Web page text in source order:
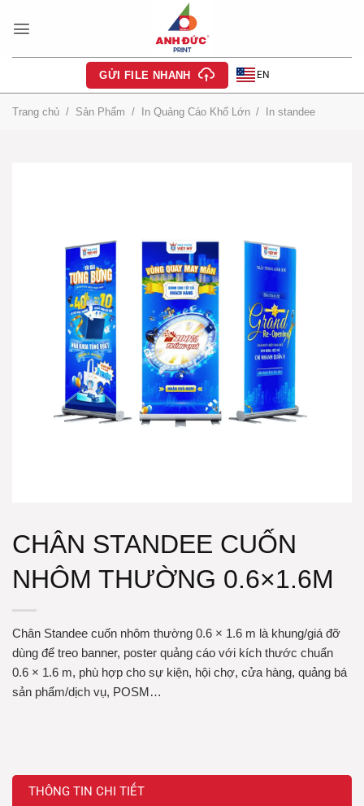
qua
GỬI FILE NHANH EN
Trang chủ / Sản Phẩm / In Quảng Cáo Khổ Lớn / In standee
CHÂN STANDEE CUỐN
NHÔM THƯỜNG 0.6×1.6M
Chân Standee cuốn nhôm thường 0.6 × 1.6 m là khung/giá đỡ
dùng để treo banner, poster quảng cáo với kích thước chuẩn
0.6 × 1.6 m, phù hợp cho sự kiện, hội chợ, cửa hàng, quảng bá
sản phẩm/dịch vụ, POSM…
THÔNG TIN CHI TIẾT